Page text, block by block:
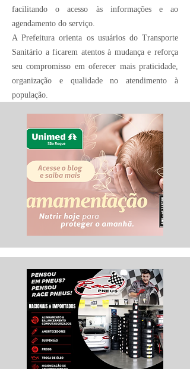
facilitando o acesso às informações e ao
agendamento do serviço.
A Prefeitura orienta os usuários do Transporte
Sanitário a ficarem atentos à mudança e reforça
seu compromisso em oferecer mais praticidade,
organização e qualidade no atendimento à
população.